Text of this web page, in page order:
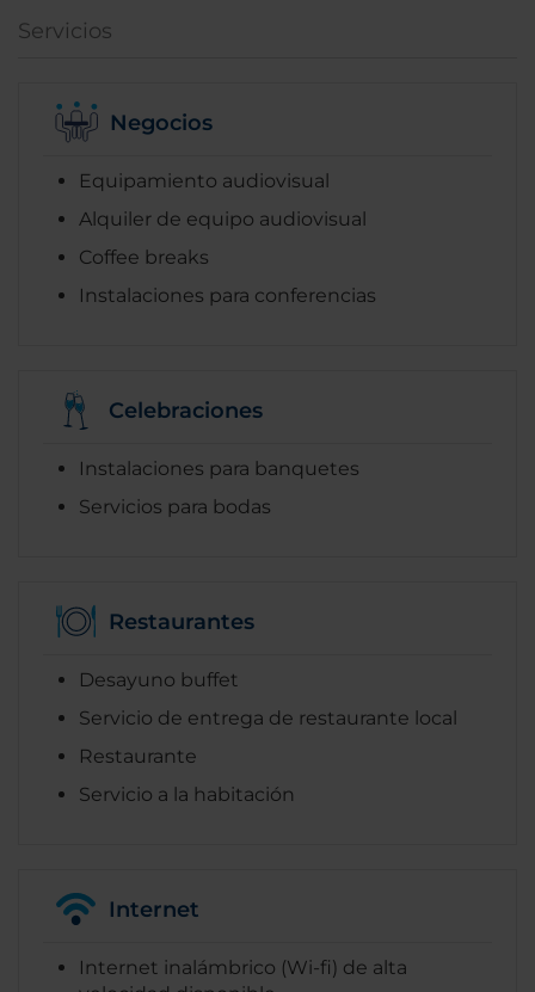
Servicios
Negocios
Equipamiento audiovisual
Alquiler de equipo audiovisual
Coffee breaks
Instalaciones para conferencias
Celebraciones
Instalaciones para banquetes
Servicios para bodas
Restaurantes
Desayuno buffet
Servicio de entrega de restaurante local
Restaurante
Servicio a la habitación
Internet
Internet inalámbrico (Wi-fi) de alta